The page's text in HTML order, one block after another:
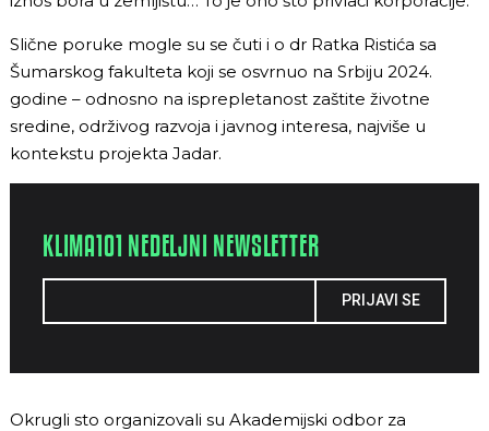
Slične poruke mogle su se čuti i o dr Ratka Ristića sa
Šumarskog fakulteta koji se osvrnuo na Srbiju 2024.
godine – odnosno na isprepletanost zaštite životne
sredine, održivog razvoja i javnog interesa, najviše u
kontekstu projekta Jadar.
KLIMA101 NEDELJNI NEWSLETTER
PRIJAVI SE
Okrugli sto organizovali su Akademijski odbor za